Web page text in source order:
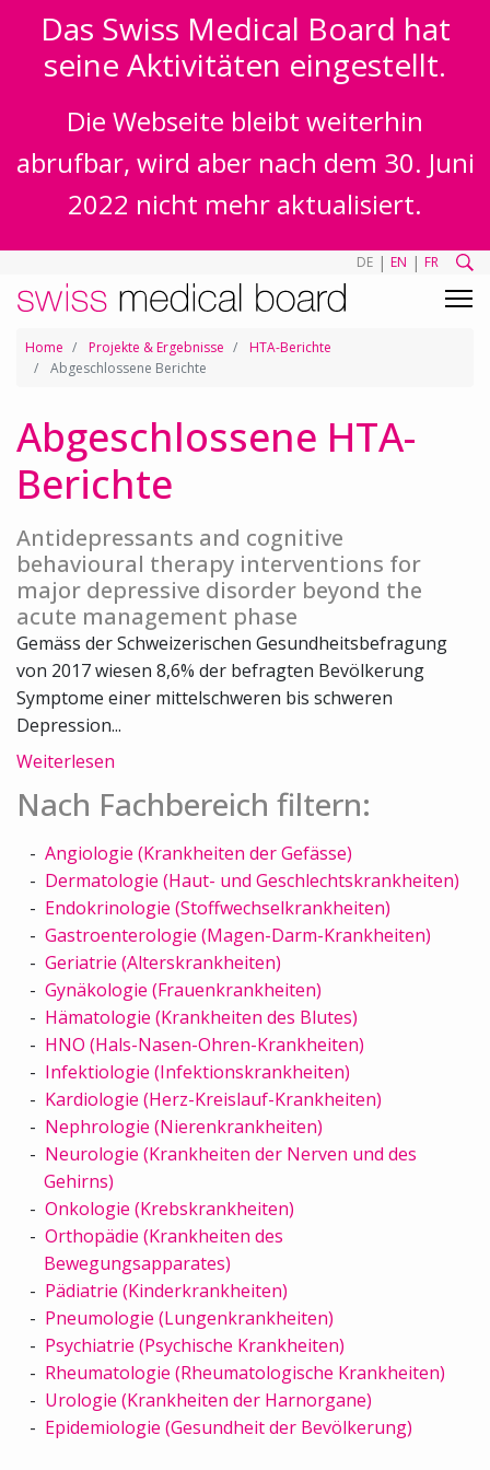
Das Swiss Medical Board hat
seine Aktivitäten eingestellt.
Die Webseite bleibt weiterhin
abrufbar, wird aber nach dem 30. Juni
2022 nicht mehr aktualisiert.
DE | EN | FR
Home Projekte & Ergebnisse
HTA-Berichte
Abgeschlossene Berichte
Abgeschlossene HTA-
Berichte
Antidepressants and cognitive
behavioural therapy interventions for
major depressive disorder beyond the
acute management phase
Gemäss der Schweizerischen Gesundheitsbefragung
von 2017 wiesen 8,6% der befragten Bevölkerung
Symptome einer mittelschweren bis schweren
Depression...
Weiterlesen
Nach Fachbereich filtern:
Angiologie (Krankheiten der Gefässe)
Dermatologie (Haut- und Geschlechtskrankheiten)
Endokrinologie (Stoffwechselkrankheiten)
Gastroenterologie (Magen-Darm-Krankheiten)
Geriatrie (Alterskrankheiten)
Gynäkologie (Frauenkrankheiten)
Hämatologie (Krankheiten des Blutes)
HNO (Hals-Nasen-Ohren-Krankheiten)
Infektiologie (Infektionskrankheiten)
Kardiologie (Herz-Kreislauf-Krankheiten)
Nephrologie (Nierenkrankheiten)
Neurologie (Krankheiten der Nerven und des
Gehirns)
Onkologie (Krebskrankheiten)
Orthopädie (Krankheiten des
Bewegungsapparates)
Pädiatrie (Kinderkrankheiten)
Pneumologie (Lungenkrankheiten)
Psychiatrie (Psychische Krankheiten)
Rheumatologie (Rheumatologische Krankheiten)
Urologie (Krankheiten der Harnorgane)
Epidemiologie (Gesundheit der Bevölkerung)